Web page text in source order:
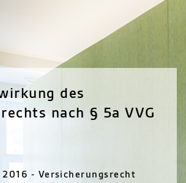
des
nach § 5a VVG
2016 - Versicherungsrecht